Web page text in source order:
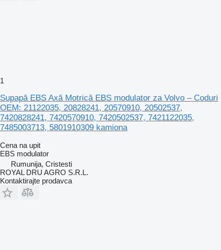
1
Supapă EBS Axă Motrică EBS modulator za Volvo – Coduri
OEM: 21122035, 20828241, 20570910, 20502537,
7420828241, 7420570910, 7420502537, 7421122035,
7485003713, 5801910309 kamiona
Cena na upit
EBS modulator
Rumunija, Cristesti
ROYAL DRU AGRO S.R.L.
Kontaktirajte prodavca